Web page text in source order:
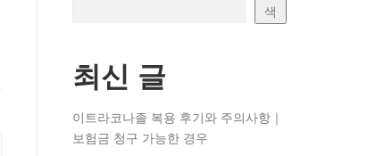
색
최신 글
이트라코나졸 복용 후기와 주의사항｜
보험금 청구 가능한 경우